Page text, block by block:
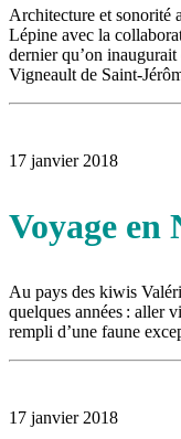
Architecture et sonorité
Lépine avec la
dernier qu’on
Vigneault de Saint-
17 janvier 2018
Voyage en
Au pays des kiwis
quelques années : aller
rempli d’une faune
17 janvier 2018